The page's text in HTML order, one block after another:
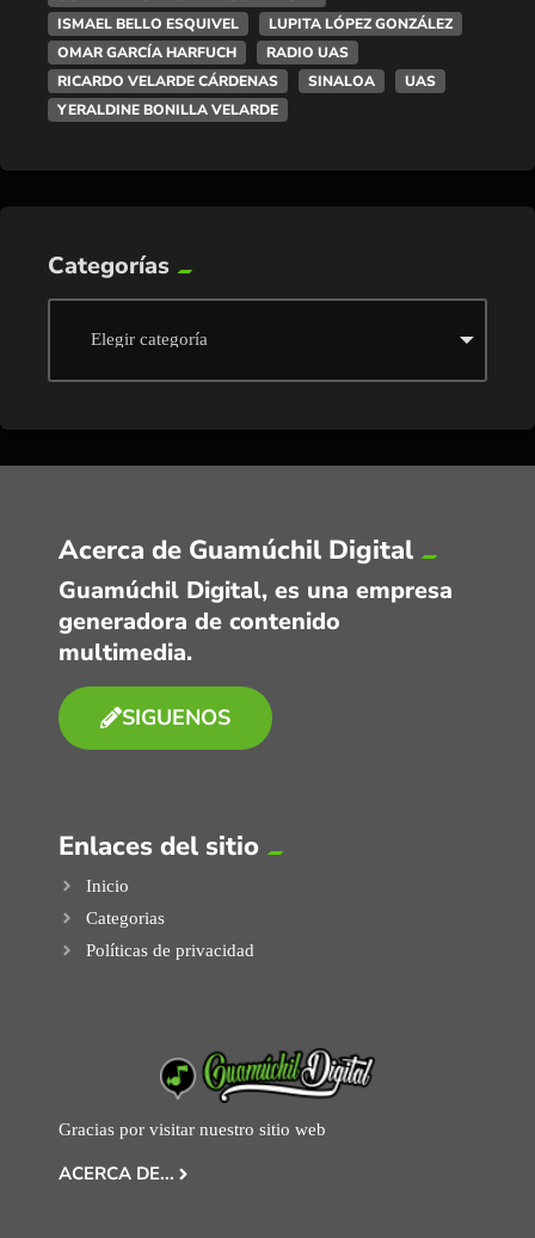
ISMAEL BELLO ESQUIVEL
LUPITA LÓPEZ GONZÁLEZ
OMAR GARCÍA HARFUCH
RADIO UAS
RICARDO VELARDE CÁRDENAS
SINALOA
UAS
YERALDINE BONILLA VELARDE
Categorías
Acerca de Guamúchil Digital
Guamúchil Digital, es una empresa
generadora de contenido
multimedia.
SIGUENOS
Enlaces del sitio
Inicio
Categorias
Políticas de privacidad
Gracias por visitar nuestro sitio web
ACERCA DE...